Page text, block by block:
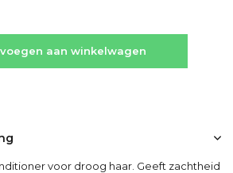
aan winkelwagen
voor droog haar. Geeft zachtheid